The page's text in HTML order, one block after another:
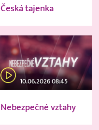
Česká tajenka
10.06.2026 08:45
Nebezpečné vztahy